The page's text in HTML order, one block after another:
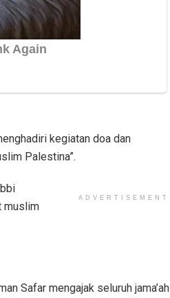
kegiatan doa dan
Palestina”.
ADVERTISEMENT
muslim
Safar mengajak seluruh jama’ah